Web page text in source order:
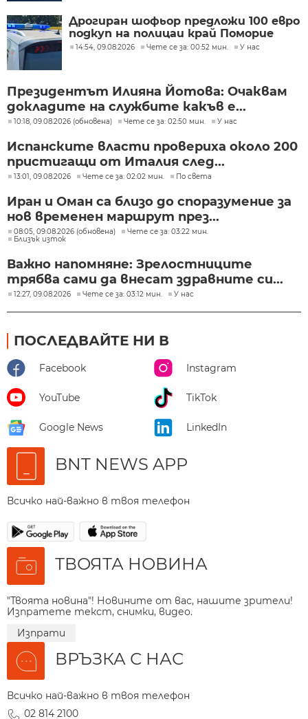
Дрогиран шофьор предложи 100 евро
подкуп на полицаи край Поморие
14:54, 09.08.2026 Чете се за: 00:52 мин. У нас
Президентът Илияна Йотова: Очаквам
докладите на службите какъв е...
10:18, 09.08.2026 (обновена) Чете се за: 02:50 мин. У нас
Испанските власти провериха около 200
пристигащи от Италия след...
13:01, 09.08.2026 Чете се за: 02:02 мин. По света
Иран и Оман са близо до споразумение за
нов временен маршрут през...
08:05, 09.08.2026 (обновена)
Чете се за: 03:22 мин.
Близък изток
Важно напомняне: Зрелостниците
трябва сами да внесат здравните си...
12:27, 09.08.2026 Чете се за: 03:12 мин. У нас
ПОСЛЕДВАЙТЕ НИ В
Facebook Instagram
YouTube TikTok
Google News LinkedIn
BNT NEWS APP
Всичко най-важно в твоя телефон
ТВОЯТА НОВИНА
"Твоята новина"! Новините от вас, нашите зрители!
Изпратете текст, снимки, видео.
Изпрати
ВРЪЗКА С НАС
Всичко най-важно в твоя телефон
02 814 2100